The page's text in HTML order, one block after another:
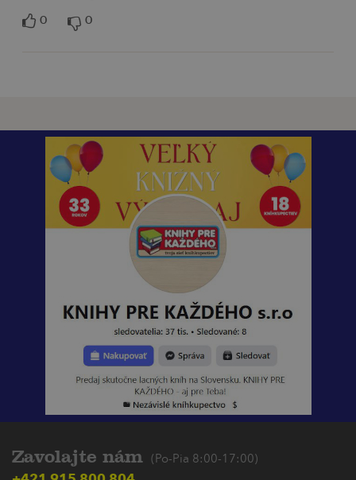
0 0
Zavolajte nám (Po-Pia 8:00-17:00)